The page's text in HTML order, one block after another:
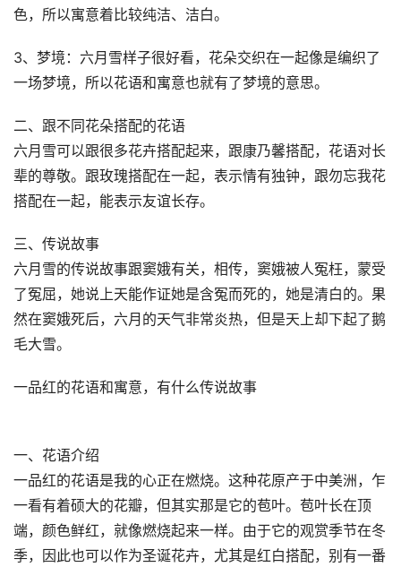
色，所以寓意着比较纯洁、洁白。
3、梦境：六月雪样子很好看，花朵交织在一起像是编织了
一场梦境，所以花语和寓意也就有了梦境的意思。
二、跟不同花朵搭配的花语
六月雪可以跟很多花卉搭配起来，跟康乃馨搭配，花语对长
辈的尊敬。跟玫瑰搭配在一起，表示情有独钟，跟勿忘我花
搭配在一起，能表示友谊长存。
三、传说故事
六月雪的传说故事跟窦娥有关，相传，窦娥被人冤枉，蒙受
了冤屈，她说上天能作证她是含冤而死的，她是清白的。果
然在窦娥死后，六月的天气非常炎热，但是天上却下起了鹅
毛大雪。
一品红的花语和寓意，有什么传说故事
一、花语介绍
一品红的花语是我的心正在燃烧。这种花原产于中美洲，乍
一看有着硕大的花瓣，但其实那是它的苞叶。苞叶长在顶
端，颜色鲜红，就像燃烧起来一样。由于它的观赏季节在冬
季，因此也可以作为圣诞花卉，尤其是红白搭配，别有一番